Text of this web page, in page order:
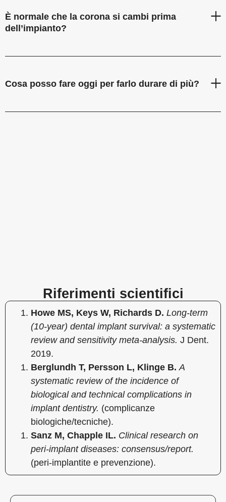
È normale che la corona si cambi prima
dell’impianto?
Cosa posso fare oggi per farlo durare di più?
Riferimenti scientifici
Howe MS, Keys W, Richards D. Long-term
(10-year) dental implant survival: a systematic
review and sensitivity meta-analysis. J Dent.
2019.
Berglundh T, Persson L, Klinge B. A
systematic review of the incidence of
biological and technical complications in
implant dentistry. (complicanze
biologiche/tecniche).
Sanz M, Chapple IL. Clinical research on
peri-implant diseases: consensus/report.
(peri-implantite e prevenzione).